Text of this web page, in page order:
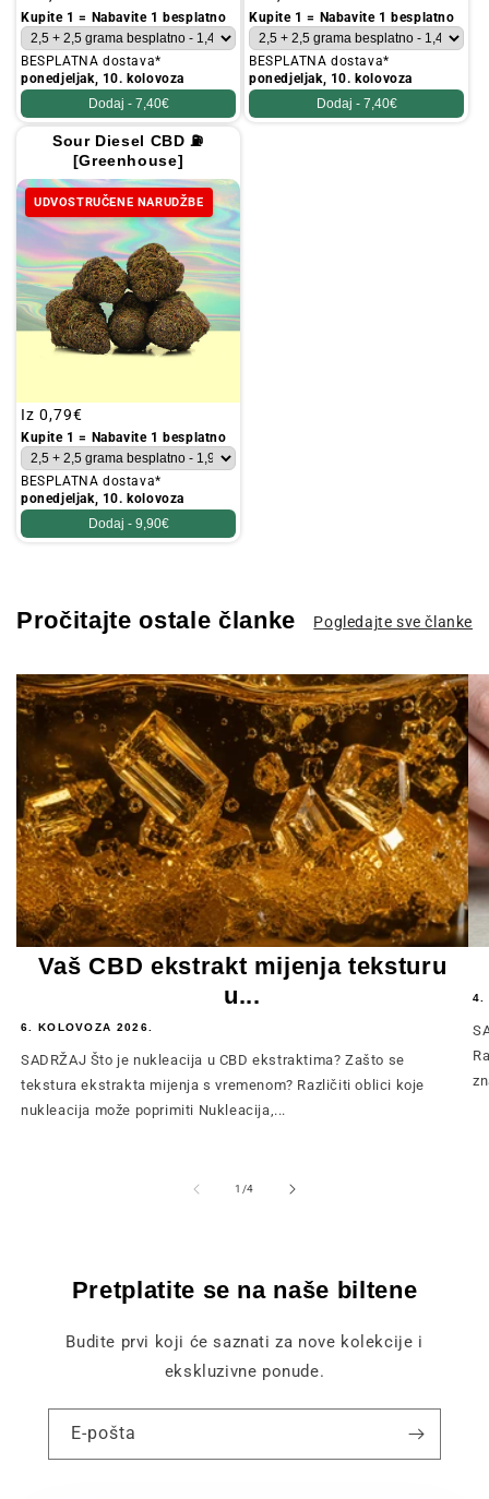
cijena
Kupite 1 = Nabavite 1 besplatno
BESPLATNA dostava*
ponedjeljak, 10. kolovoza
Dodaj - 7,40€
cijena
Kupite 1 = Nabavite 1 besplatno
BESPLATNA dostava*
ponedjeljak, 10. kolovoza
Dodaj - 7,40€
Sour Diesel CBD ⛽
[Greenhouse]
UDVOSTRUČENE NARUDŽBE
Redovna
cijena
Iz 0,79€
Kupite 1 = Nabavite 1 besplatno
BESPLATNA dostava*
ponedjeljak, 10. kolovoza
Dodaj - 9,90€
Pročitajte ostale članke Pogledajte sve članke
Vaš CBD ekstrakt mijenja teksturu
u...
6. KOLOVOZA 2026.
SADRŽAJ Što je nukleacija u CBD ekstraktima? Zašto se
tekstura ekstrakta mijenja s vremenom? Različiti oblici koje
nukleacija može poprimiti Nukleacija,...
4.
1 /od
4
Pretplatite se na naše biltene
Budite prvi koji će saznati za nove kolekcije i
ekskluzivne ponude.
E-pošta